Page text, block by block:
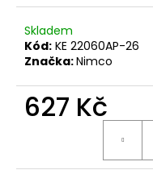
Skladem
Kód: KE 22060AP-26
Značka:Nimco
627 Kč
r
u
č
u
j
m